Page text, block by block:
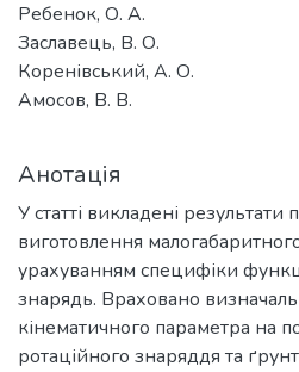
Ребенок, О. А.
Заславець, В. О.
Коренівський, А. О.
Амосов, В. В.
Анотація
У статті викладені результати
виготовлення
урахуванням специфіки
знарядь. Враховано
кінематичного параметра на
ротаційного знаряддя та